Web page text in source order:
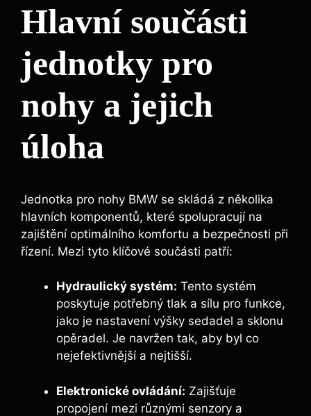
Hlavní součásti
jednotky pro
nohy a jejich
úloha
Jednotka pro nohy BMW se skládá z několika
hlavních komponentů, které spolupracují na
zajištění optimálního komfortu a bezpečnosti při
řízení. Mezi tyto klíčové součásti patří:
Hydraulický systém: Tento systém
poskytuje potřebný tlak a sílu pro funkce,
jako je nastavení výšky sedadel a sklonu
opěradel. Je navržen tak, aby byl co
nejefektivnější a nejtišší.
Elektronické ovládání: Zajišťuje
propojení mezi různými senzory a